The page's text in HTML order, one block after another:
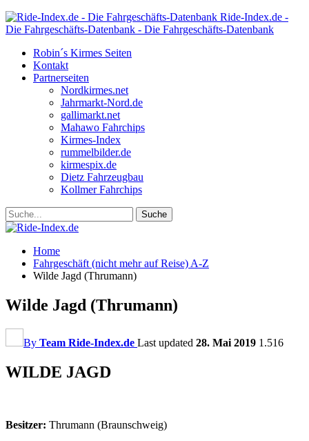
Ride-Index.de -
Die Fahrgeschäfts-Datenbank - Die Fahrgeschäfts-Datenbank
Robin´s Kirmes Seiten
Kontakt
Partnerseiten
Nordkirmes.net
Jahrmarkt-Nord.de
gallimarkt.net
Mahawo Fahrchips
Kirmes-Index
rummelbilder.de
kirmespix.de
Dietz Fahrzeugbau
Kollmer Fahrchips
Home
Fahrgeschäft (nicht mehr auf Reise) A-Z
Wilde Jagd (Thrumann)
Wilde Jagd (Thrumann)
By Team Ride-Index.de Last updated 28. Mai 2019 1.516
WILDE JAGD
Besitzer: Thrumann (Braunschweig)